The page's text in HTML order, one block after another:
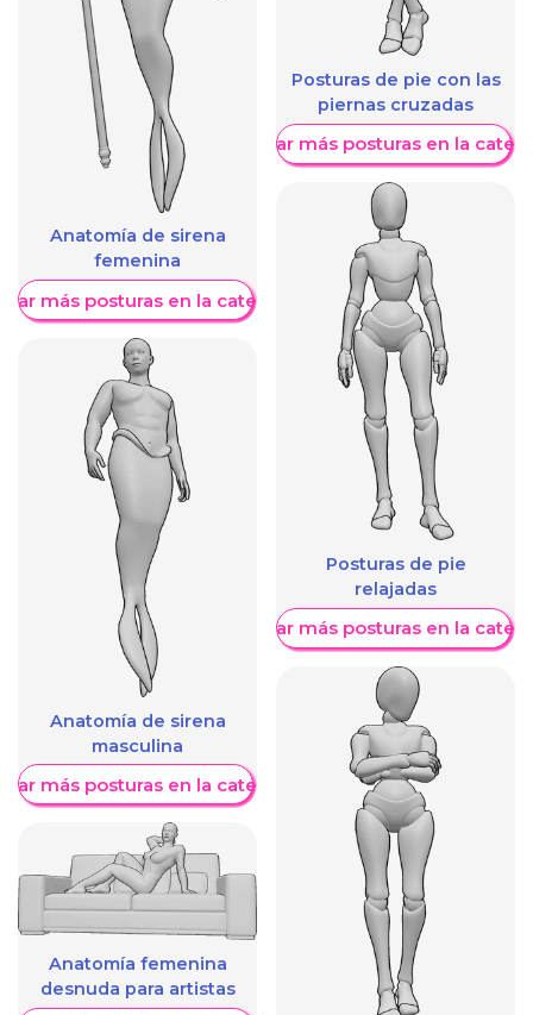
Anatomía de sirena
femenina
más posturas en la categoría
Anatomía de sirena
masculina
más posturas en la categoría
Anatomía femenina
desnuda para artistas
Posturas de pie con las
piernas cruzadas
Mostrar más posturas en la
Posturas de pie
relajadas
Mostrar más posturas en la